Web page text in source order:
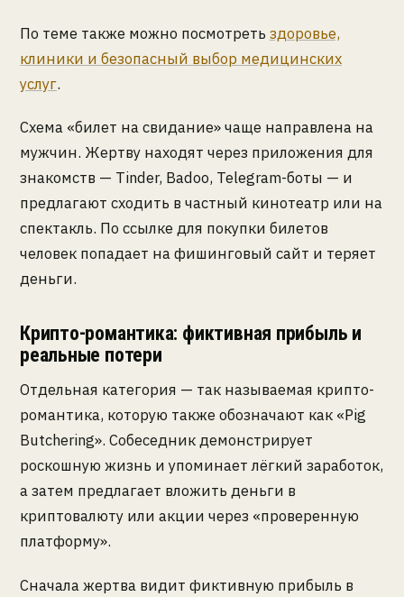
По теме также можно посмотреть здоровье,
клиники и безопасный выбор медицинских
услуг.
Схема «билет на свидание» чаще направлена на
мужчин. Жертву находят через приложения для
знакомств — Tinder, Badoo, Telegram-боты — и
предлагают сходить в частный кинотеатр или на
спектакль. По ссылке для покупки билетов
человек попадает на фишинговый сайт и теряет
деньги.
Крипто-романтика: фиктивная прибыль и
реальные потери
Отдельная категория — так называемая крипто-
романтика, которую также обозначают как «Pig
Butchering». Собеседник демонстрирует
роскошную жизнь и упоминает лёгкий заработок,
а затем предлагает вложить деньги в
криптовалюту или акции через «проверенную
платформу».
Сначала жертва видит фиктивную прибыль в